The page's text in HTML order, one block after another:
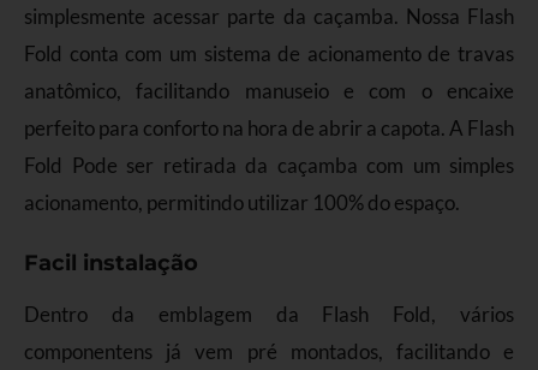
simplesmente acessar parte da caçamba. Nossa Flash
Fold conta com um sistema de acionamento de travas
anatômico, facilitando manuseio e com o encaixe
perfeito para conforto na hora de abrir a capota. A Flash
Fold Pode ser retirada da caçamba com um simples
acionamento, permitindo utilizar 100% do espaço.
Facil instalação
Dentro da emblagem da Flash Fold, vários
componentens já vem pré montados, facilitando e